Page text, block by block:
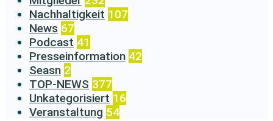
Nachhaltigkeit 107
News 67
Podcast 41
Presseinformation 42
Seasn 2
TOP-NEWS 377
Unkategorisiert 16
Veranstaltung 54